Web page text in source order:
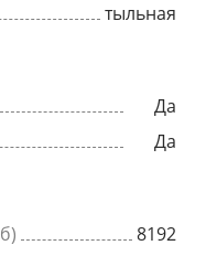
тыльная
Да
Да
8192